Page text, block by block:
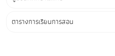
ตารางการเรียนการสอน